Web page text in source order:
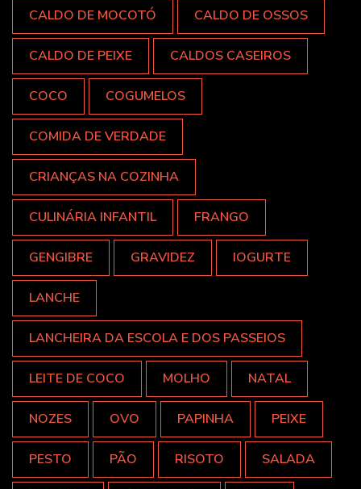
CALDO DE MOCOTÓ CALDO DE OSSOS
CALDO DE PEIXE CALDOS CASEIROS
COCO COGUMELOS
COMIDA DE VERDADE
CRIANÇAS NA COZINHA
CULINÁRIA INFANTIL FRANGO
GENGIBRE GRAVIDEZ IOGURTE
LANCHE
LANCHEIRA DA ESCOLA E DOS PASSEIOS
LEITE DE COCO MOLHO NATAL
NOZES OVO PAPINHA PEIXE
PESTO PÃO RISOTO SALADA